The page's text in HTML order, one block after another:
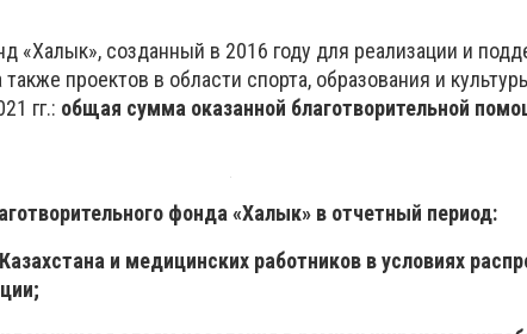
«Халык», созданный в 2016 году для реализации и
проектов в области спорта, образования и
гг.: общая сумма оказанной благотворительной
фонда «Халык» в отчетный период:
и медицинских работников в условиях